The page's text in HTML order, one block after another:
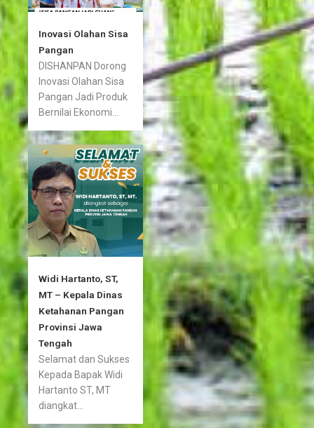
Inovasi Olahan Sisa
Pangan
DISHANPAN Dorong
Inovasi Olahan Sisa
Pangan Jadi Produk
Bernilai Ekonomi...
Widi Hartanto, ST,
MT – Kepala Dinas
Ketahanan Pangan
Provinsi Jawa
Tengah
Selamat dan Sukses
Kepada Bapak Widi
Hartanto ST, MT
diangkat...